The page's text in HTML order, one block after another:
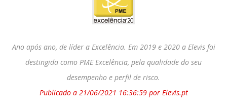
Ano após ano, de líder a Excelência. Em 2019 e 2020 a Elevis foi
destingida como PME Excelência, pela qualidade do seu
desempenho e perfil de risco.
Publicado a 21/06/2021 16:36:59 por Elevis.pt